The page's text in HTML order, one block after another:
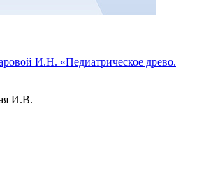
И.Н. «Педиатрическое древо.
И.В.